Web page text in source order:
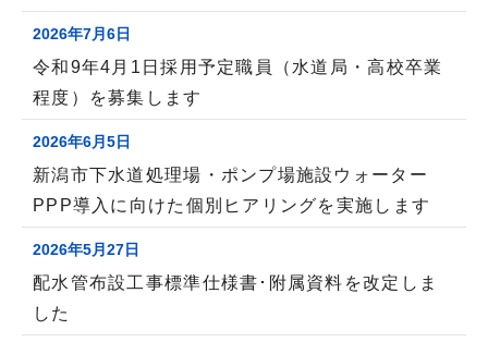
2026年7月6日
令和9年4月1日採用予定職員（水道局・高校卒業
程度）を募集します
2026年6月5日
新潟市下水道処理場・ポンプ場施設ウォーター
PPP導入に向けた個別ヒアリングを実施します
2026年5月27日
配水管布設工事標準仕様書･附属資料を改定しま
した